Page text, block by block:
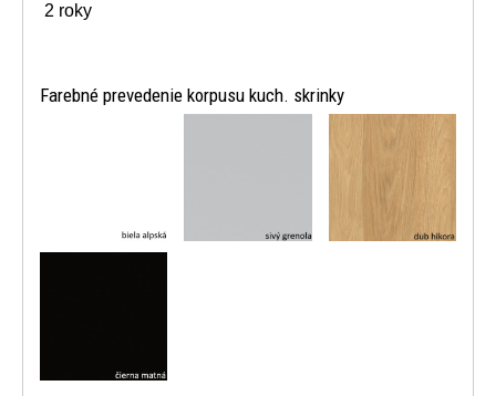
2 roky
Farebné prevedenie korpusu kuch. skrinky